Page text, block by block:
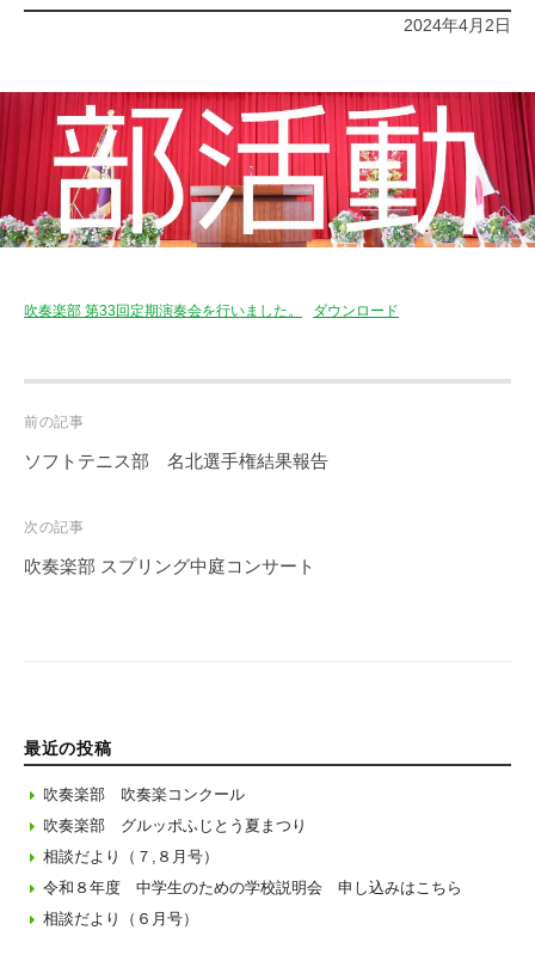
2024年4月2日
吹奏楽部 第33回定期演奏会を行いました。 ダウンロード
Post
navigation
前の記事
ソフトテニス部 名北選手権結果報告
次の記事
吹奏楽部 スプリング中庭コンサート
最近の投稿
吹奏楽部 吹奏楽コンクール
吹奏楽部 グルッポふじとう夏まつり
相談だより（７,８月号）
令和８年度 中学生のための学校説明会 申し込みはこちら
相談だより（６月号）